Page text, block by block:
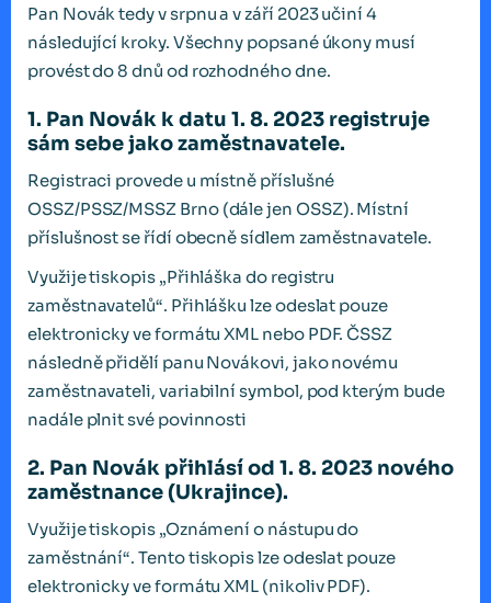
Pan Novák tedy v srpnu a v září 2023 učiní 4
následující kroky. Všechny popsané úkony musí
provést do 8 dnů od rozhodného dne.
1. Pan Novák k datu 1. 8. 2023 registruje
sám sebe jako zaměstnavatele.
Registraci provede u místně příslušné
OSSZ/PSSZ/MSSZ Brno (dále jen OSSZ). Místní
příslušnost se řídí obecně sídlem zaměstnavatele.
Využije tiskopis „Přihláška do registru
zaměstnavatelů“. Přihlášku lze odeslat pouze
elektronicky ve formátu XML nebo PDF. ČSSZ
následně přidělí panu Novákovi, jako novému
zaměstnavateli, variabilní symbol, pod kterým bude
nadále plnit své povinnosti
2. Pan Novák přihlásí od 1. 8. 2023 nového
zaměstnance (Ukrajince).
Využije tiskopis „Oznámení o nástupu do
zaměstnání“. Tento tiskopis lze odeslat pouze
elektronicky ve formátu XML (nikoliv PDF).